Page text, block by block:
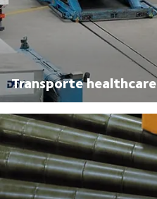
Transporte healthcare